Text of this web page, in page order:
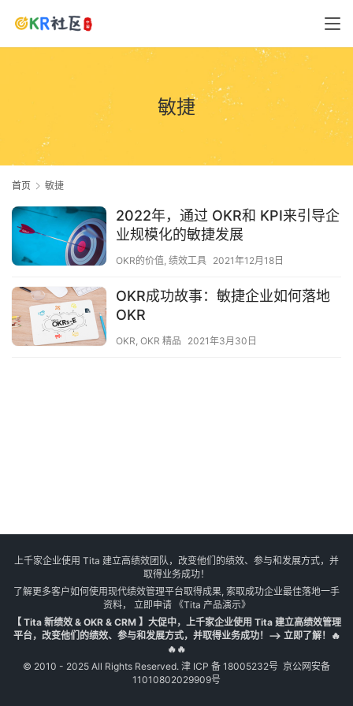
敏捷
首页 敏捷
2022年，通过 OKR和 KPI来引导企
业规模化的敏捷发展
OKR的价值, 绩效工具 2021年12月18日
OKR成功故事：敏捷企业如何落地
OKR
OKR, OKR 精品 2021年3月30日
上千家企业使用 Tita 建立高绩效团队，改变他们的绩效、参与和发展方式，并
取得业务成功！
了解更多客户如何使用现代绩效管理平台取得成果, 索取成功企业最佳落地一手
资料， 立即申请《Tita 产品演示》
【 Tita 新绩效 & OKR & CRM 】大促中，上千家企业使用 Tita 建立高绩效管理
平台，改变他们的绩效、参与和发展方式，并取得业务成功！--> 立即了解！🔥
🔥🔥
© 2010 - 2025 All Rights Reserved. 津 ICP 备 18005232号 京公网安备
11010802029909号